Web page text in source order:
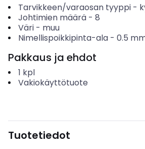
Tarvikkeen/varaosan tyyppi-
Johtimien määrä- 8
Väri- muu
Nimellispoikkipinta-ala- 0.5
Pakkaus ja ehdot
1 kpl
Vakiokäyttötuote
Tuotetiedot